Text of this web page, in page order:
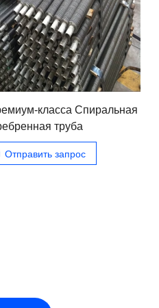
класса Спиральная
труба
Отправить запрос